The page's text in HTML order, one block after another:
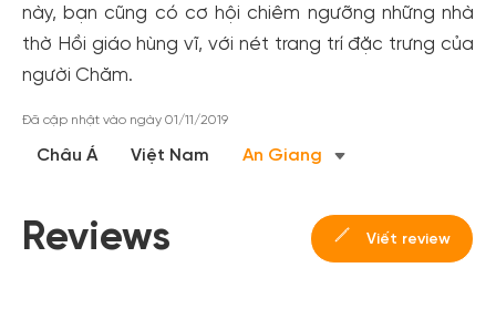
này, bạn cũng có cơ hội chiêm ngưỡng những nhà
thờ Hồi giáo hùng vĩ, với nét trang trí đặc trưng của
người Chăm.
Đã cập nhật vào ngày 01/11/2019
Châu Á Việt Nam An Giang
Reviews Viết review
Tạo tài khoản nhanh - nhận nhiều ưu